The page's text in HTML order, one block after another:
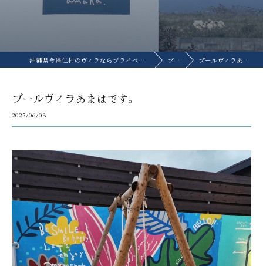
沖縄県今帰仁村のヴィラならプライベートプールヴィラ天羽 ブログ プールヴィラあまはです。
プールヴィラあまはです。
2025/06/03